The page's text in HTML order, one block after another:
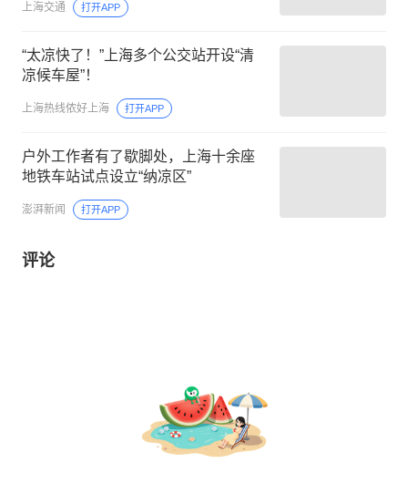
上海交通 打开APP
“太凉快了！”上海多个公交站开设“清
凉候车屋”！
上海热线侬好上海 打开APP
户外工作者有了歇脚处，上海十余座
地铁车站试点设立“纳凉区”
澎湃新闻 打开APP
评论